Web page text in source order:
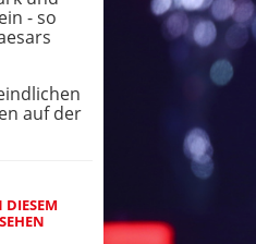
- so
auf der
DIESEM